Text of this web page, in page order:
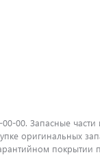
00. Запасные
оригинальных
покрытии